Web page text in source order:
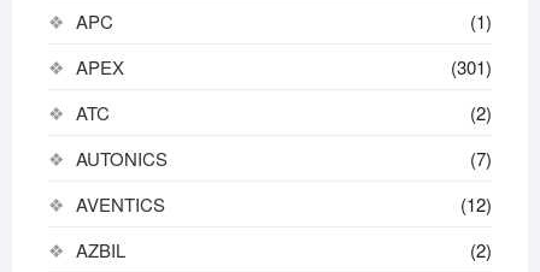
APC
(1)
APEX
(301)
ATC
(2)
AUTONICS
(7)
AVENTICS
(12)
AZBIL
(2)